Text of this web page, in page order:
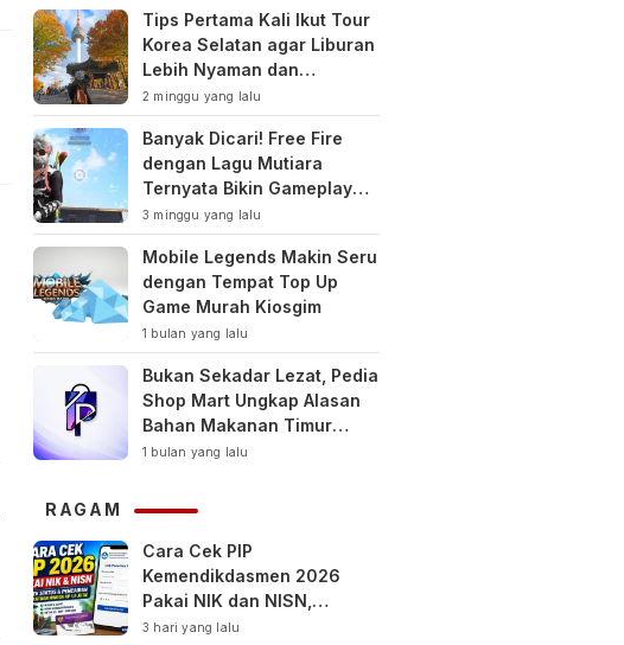
Tips Pertama Kali Ikut Tour
Korea Selatan agar Liburan
Lebih Nyaman dan
Berkesan
2 minggu yang lalu
Banyak Dicari! Free Fire
dengan Lagu Mutiara
Ternyata Bikin Gameplay
Makin Keren
3 minggu yang lalu
Mobile Legends Makin Seru
dengan Tempat Top Up
Game Murah Kiosgim
1 bulan yang lalu
Bukan Sekadar Lezat, Pedia
Shop Mart Ungkap Alasan
Bahan Makanan Timur
Tengah Jadi Tren Gaya
1 bulan yang lalu
RAGAM
Cara Cek PIP
Kemendikdasmen 2026
Pakai NIK dan NISN,
Bantuan hingga Rp1,8 Juta
3 hari yang lalu